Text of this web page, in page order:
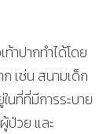
าปากทำได้โดย
เช่น สนามเด็ก
นที่ที่มีการระบาย
ป่วย และ